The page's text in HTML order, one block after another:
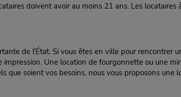
doivent avoir au moins 21 ans. Les
de l'État. Si vous êtes en ville pour rencontrer
Une location de fourgonnette ou une
soient vos besoins, nous vous proposons une